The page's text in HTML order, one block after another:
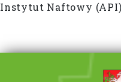
Instytut Naftowy (API)